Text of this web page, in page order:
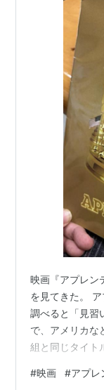
映画『アプレン
を見てきた。
調べると「見習
で、アメリカな
組と同じタイト
に教えた弁護士
#映画 #アプレ